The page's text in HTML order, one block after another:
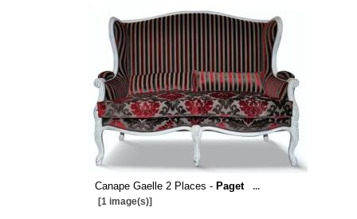
Canape Gaelle 2 Places - Paget
...
[1 image(s)]